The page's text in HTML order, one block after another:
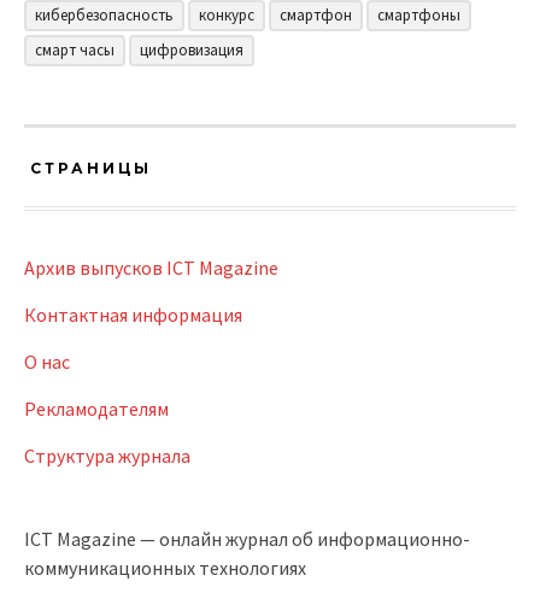
кибербезопасность
конкурс смартфон
смартфоны
смарт часы
цифровизация
СТРАНИЦЫ
Архив выпусков ICT Magazine
Контактная информация
О нас
Рекламодателям
Структура журнала
ICT Magazine — онлайн журнал об информационно-
коммуникационных технологиях